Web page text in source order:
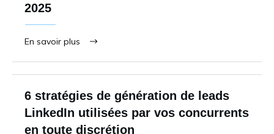
2025
En savoir plus
6 stratégies de génération de leads
LinkedIn utilisées par vos concurrents
en toute discrétion